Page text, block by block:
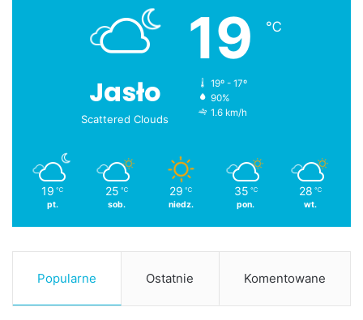
Jasło
Scattered Clouds
19 ℃
19º - 17º
90%
1.6 km/h
19 ℃
pt.
25 ℃
sob.
29 ℃
niedz.
35 ℃
pon.
28 ℃
wt.
Popularne Ostatnie Komentowane